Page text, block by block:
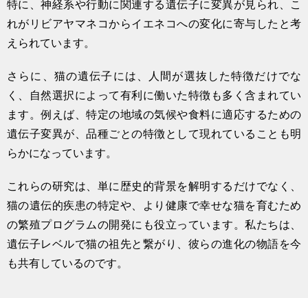
特に、神経系や行動に関連する遺伝子に変異が見られ、こ
れがリビアヤマネコからイエネコへの変化に寄与したと考
えられています。
さらに、猫の遺伝子には、人間が選抜した特徴だけでな
く、自然選択によって有利に働いた特徴も多く含まれてい
ます。例えば、特定の地域の気候や食料に適応するための
遺伝子変異が、品種ごとの特徴として現れていることも明
らかになっています。
これらの研究は、単に歴史的背景を解明するだけでなく、
猫の遺伝的疾患の特定や、より健康で幸せな猫を育むため
の繁殖プログラムの開発にも役立っています。私たちは、
遺伝子レベルで猫の祖先と繋がり、彼らの進化の物語を今
も共有しているのです。